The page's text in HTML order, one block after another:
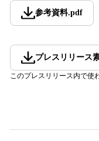
参考資料.pdf
プレスリリース
このプレスリリース内で使